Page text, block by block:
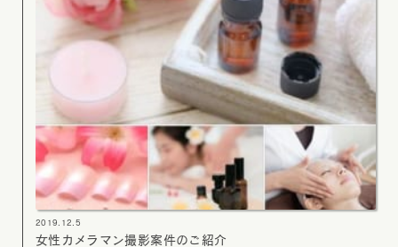
2019.12.5
女性カメラマン撮影案件のご紹介